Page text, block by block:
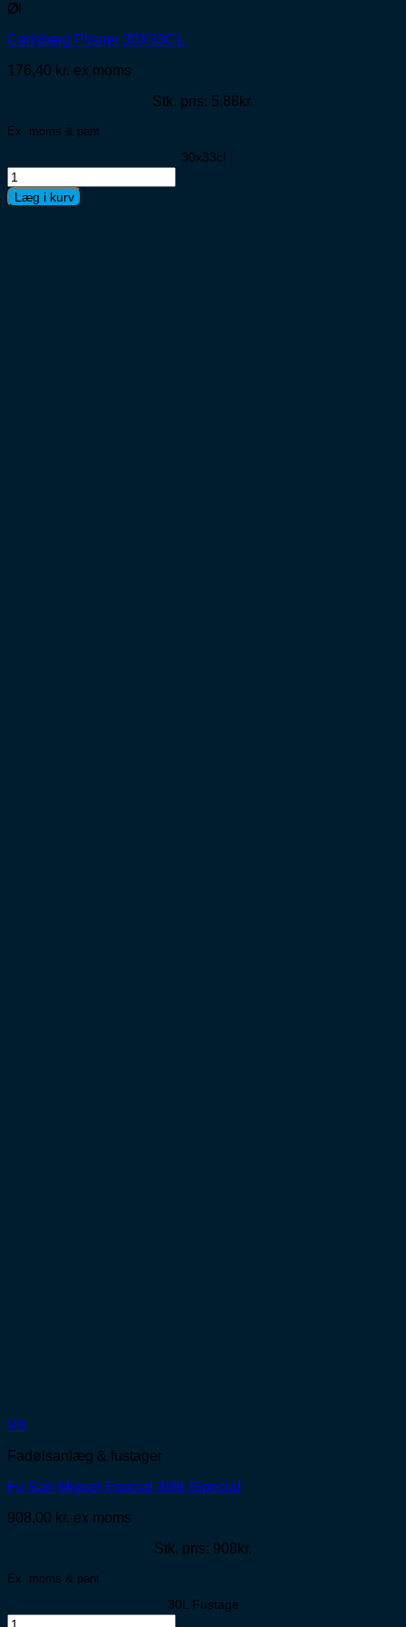
Øl
Carlsberg Pilsner 30X33CL
176,40 kr. ex moms
Stk. pris: 5,88kr.
Ex. moms & pant
30x33cl
Carlsberg
Pilsner
30X33CL
Læg i kurv
Vis
Fadølsanlæg & fustager
Fu San Miguel Espcial 30ltr /Special
908,00 kr. ex moms
Stk. pris: 908kr.
Ex. moms & pant
30L Fustage
Fu